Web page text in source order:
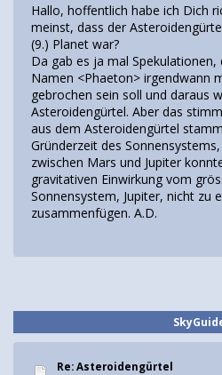
Hallo, hoffentlich habe ich Dich
meinst, dass der
(9.) Planet war?
Da gab es ja mal
Namen <Phaeton> irgendwann
gebrochen sein soll und daraus
Asteroidengürtel. Aber das
aus dem Asteroidengürtel
Gründerzeit des
zwischen Mars und Jupiter
gravitativen Einwirkung vom
Sonnensystem, Jupiter, nicht zu
zusammenfügen. A.D.
Re: Asteroidengürtel